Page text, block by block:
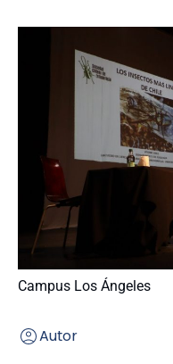
Campus Los Ángeles
Autor